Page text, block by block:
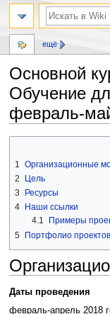
Основной
Обучение
февраль-
навигации
поиску
1
Организационные
2
Цель
3
Ресурсы
4
Наши ссылки
4.1
Примеры
5 Портфолио проектов
Даты проведения
февраль-апрель 2018
ещё